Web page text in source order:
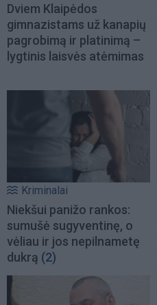
Dviem Klaipėdos
gimnazistams už kanapių
pagrobimą ir platinimą –
lygtinis laisvės atėmimas
Kriminalai
Niekšui panižo rankos:
sumušė sugyventinę, o
vėliau ir jos nepilnametę
dukrą (2)